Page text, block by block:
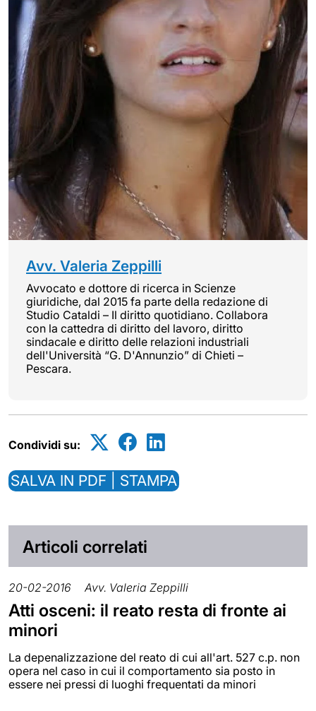
Avv. Valeria Zeppilli
Avvocato e dottore di ricerca in Scienze
giuridiche, dal 2015 fa parte della redazione di
Studio Cataldi – Il diritto quotidiano. Collabora
con la cattedra di diritto del lavoro, diritto
sindacale e diritto delle relazioni industriali
dell'Università “G. D'Annunzio” di Chieti –
Pescara.
Condividi su:
SALVA IN PDF | STAMPA
Articoli correlati
20-02-2016 Avv. Valeria Zeppilli
Atti osceni: il reato resta di fronte ai
minori
La depenalizzazione del reato di cui all'art. 527 c.p. non
opera nel caso in cui il comportamento sia posto in
essere nei pressi di luoghi frequentati da minori